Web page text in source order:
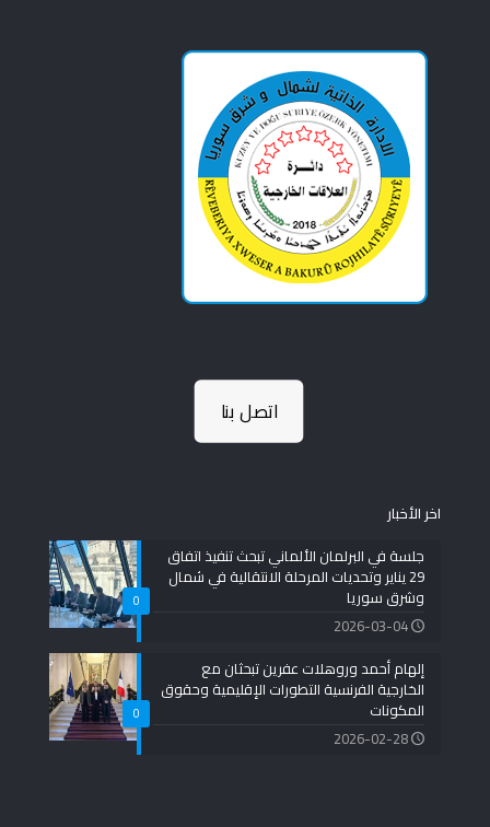
اتصل بنا
اخر الأخبار
0
جلسة في البرلمان الألماني تبحث تنفيذ اتفاق
29 يناير وتحديات المرحلة الانتقالية في شمال
وشرق سوريا
2026-03-04
0
إلهام أحمد وروهلات عفرين تبحثان مع
الخارجية الفرنسية التطورات الإقليمية وحقوق
المكونات
2026-02-28